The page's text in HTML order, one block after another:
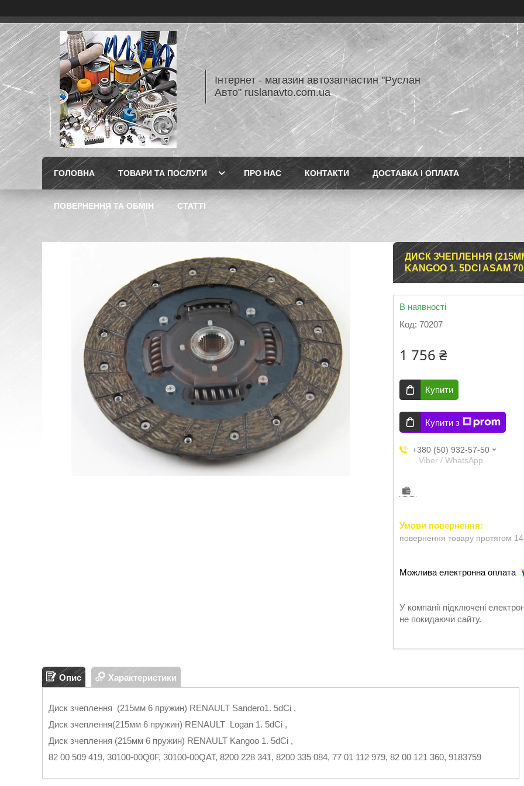
Інтернет - магазин автозапчастин "Руслан
Авто" ruslanavto.com.ua
ГОЛОВНА ТОВАРИ ТА ПОСЛУГИ ПРО НАС КОНТАКТИ ДОСТАВКА І ОПЛАТА
ПОВЕРНЕННЯ ТА ОБМІН СТАТТІ
ДИСК ЗЧЕПЛЕННЯ (215ММ
KANGOO 1. 5DCI ASAM
В наявності
Код: 70207
1 756 ₴
Купити
Купити з
+380 (50) 932-57-50
Viber / WhatsApp
повернення товару протягом
У компанії підключені
не покидаючи сайту.
Опис Характеристики
Диск зчеплення (215мм 6 пружин) RENAULT Sandero1. 5dCi ,
Диск зчеплення(215мм 6 пружин) RENAULT Logan 1. 5dCi ,
Диск зчеплення (215мм 6 пружин) RENAULT Kangoo 1. 5dCi ,
82 00 509 419, 30100-00Q0F, 30100-00QAT, 8200 228 341, 8200 335 084, 77 01 112 979, 82 00 121 360, 9183759